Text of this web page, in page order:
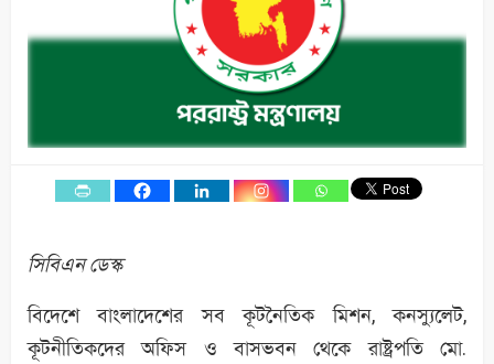
সিবিএন ডেস্ক
বিদেশে বাংলাদেশের সব কূটনৈতিক মিশন, কনস্যুলেট,
কূটনীতিকদের অফিস ও বাসভবন থেকে রাষ্ট্রপতি মো.